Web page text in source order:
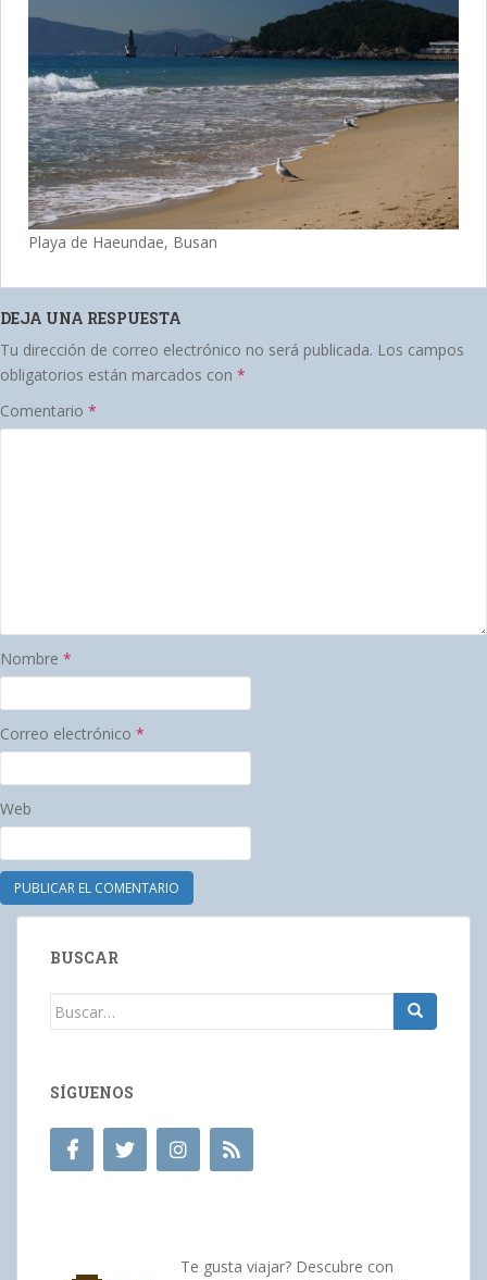
Playa de Haeundae, Busan
DEJA UNA RESPUESTA
Tu dirección de correo electrónico no será publicada. Los campos
obligatorios están marcados con *
Comentario *
Nombre *
Correo electrónico *
Web
BUSCAR
Buscar:
SÍGUENOS
Te gusta viajar? Descubre con